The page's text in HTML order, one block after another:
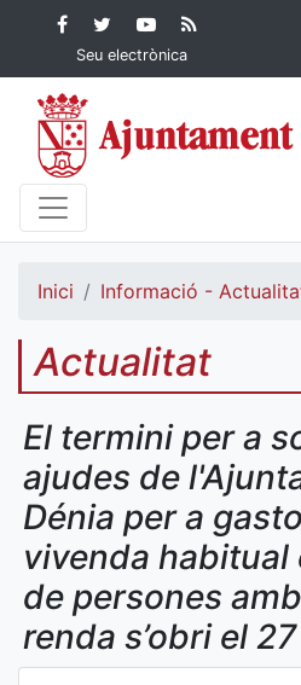
Contingut principalFacebook
Ajuntament de Dénia
Twitter
Ajuntament de
Dénia
YouTube
Ajuntament
de Dénia
Ajuntament
Seu electrònica
Inici Informació -
Actualitat
El termini per a
ajudes de
Dénia per a
vivenda habitual
de persones
renda s’obri el